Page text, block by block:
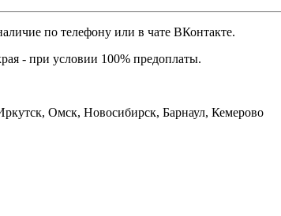
по телефону или в чате ВКонтакте.
- при условии 100% предоплаты.
Омск, Новосибирск, Барнаул, Кемерово